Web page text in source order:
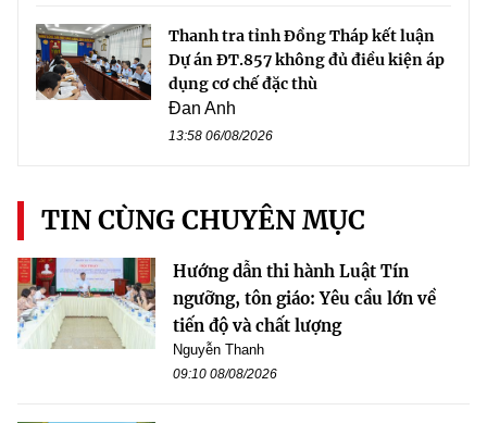
Thanh tra tỉnh Đồng Tháp kết luận
Dự án ĐT.857 không đủ điều kiện áp
dụng cơ chế đặc thù
Đan Anh
13:58 06/08/2026
TIN CÙNG CHUYÊN MỤC
Hướng dẫn thi hành Luật Tín
ngưỡng, tôn giáo: Yêu cầu lớn về
tiến độ và chất lượng
Nguyễn Thanh
09:10 08/08/2026